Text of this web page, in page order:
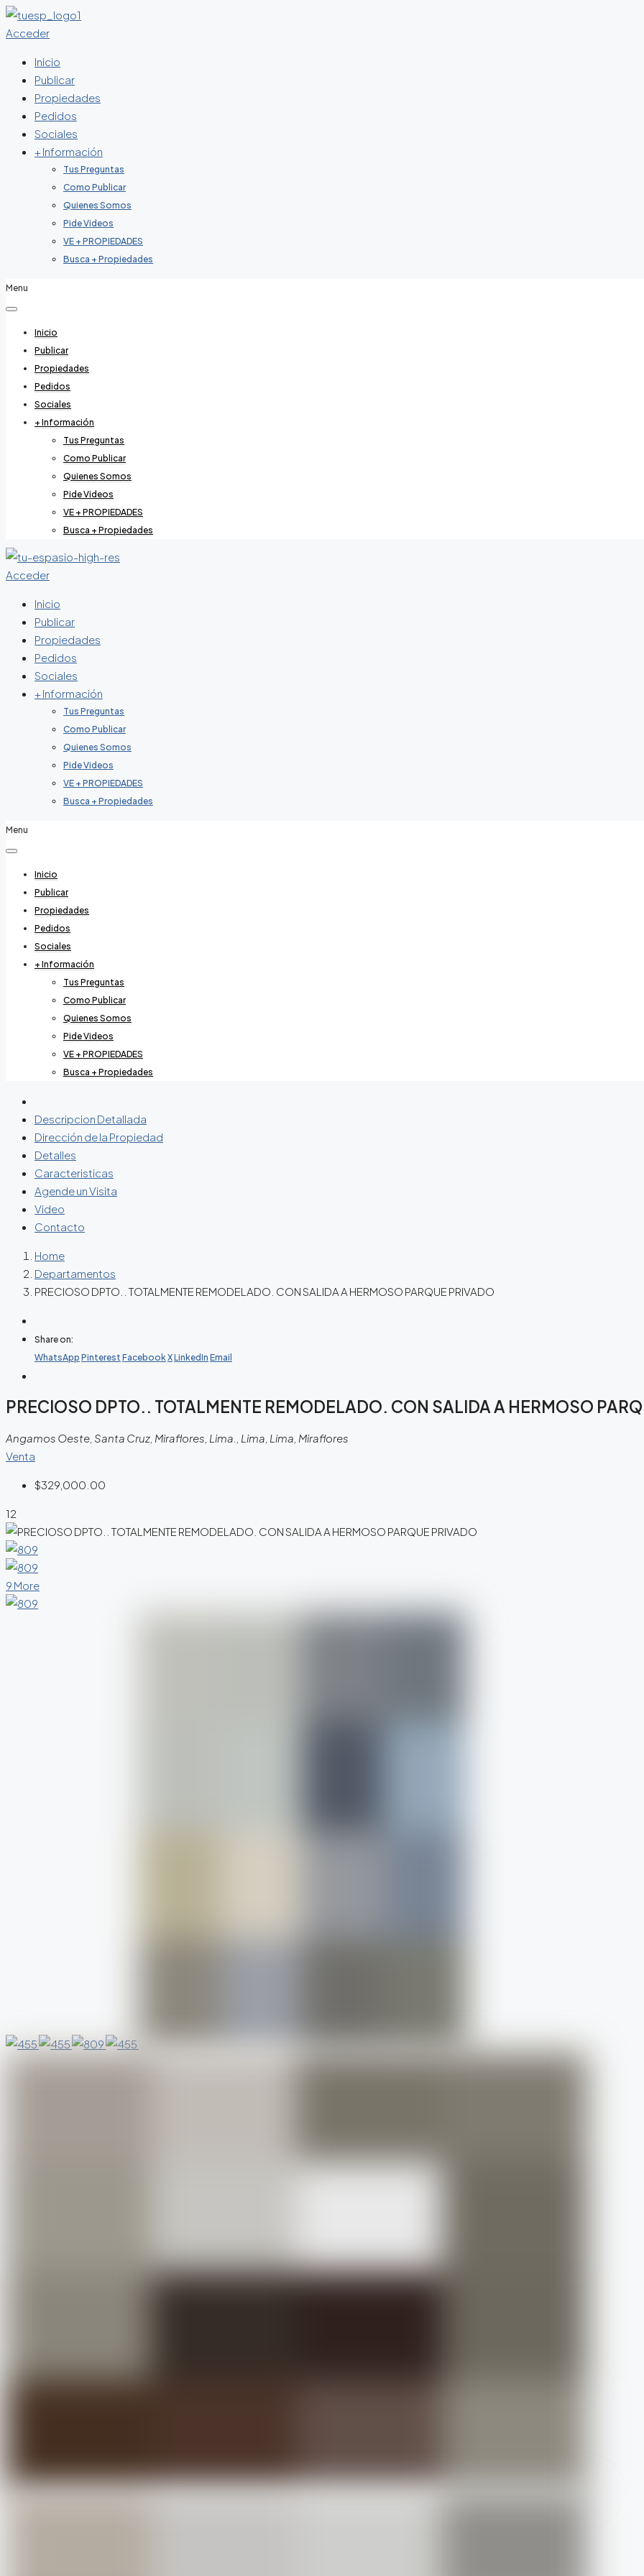
Acceder
Inicio
Publicar
Propiedades
Pedidos
Sociales
+ Información
Tus Preguntas
Como Publicar
Quienes Somos
Pide Videos
VE + PROPIEDADES
Busca + Propiedades
Menu
Inicio
Publicar
Propiedades
Pedidos
Sociales
+ Información
Tus Preguntas
Como Publicar
Quienes Somos
Pide Videos
VE + PROPIEDADES
Busca + Propiedades
Acceder
Inicio
Publicar
Propiedades
Pedidos
Sociales
+ Información
Tus Preguntas
Como Publicar
Quienes Somos
Pide Videos
VE + PROPIEDADES
Busca + Propiedades
Menu
Inicio
Publicar
Propiedades
Pedidos
Sociales
+ Información
Tus Preguntas
Como Publicar
Quienes Somos
Pide Videos
VE + PROPIEDADES
Busca + Propiedades
Descripcion Detallada
Dirección de la Propiedad
Detalles
Caracteristicas
Agende un Visita
Video
Contacto
Home
Departamentos
PRECIOSO DPTO.. TOTALMENTE REMODELADO. CON SALIDA A HERMOSO PARQUE PRIVADO
Share on:
WhatsApp Pinterest FacebookXLinkedIn Email
PRECIOSO DPTO.. TOTALMENTE REMODELADO. CON SALIDA A HERMOSO
Angamos Oeste, Santa Cruz, Miraflores, Lima., Lima, Lima, Miraflores
Venta
$329,000.00
12
9 More